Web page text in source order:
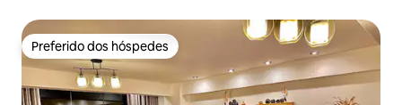
Preferido dos hóspedes
Preferido dos hóspedes